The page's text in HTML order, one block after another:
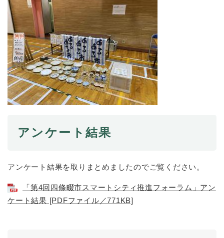
アンケート結果
アンケート結果を取りまとめましたのでご覧ください。
「第4回四條畷市スマートシティ推進フォーラム」アン
ケート結果 [PDFファイル／771KB]